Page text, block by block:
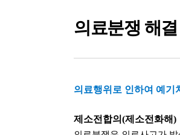
의료분쟁 해결
의료행위로 인하여 예기
제소전합의(제소전화해)